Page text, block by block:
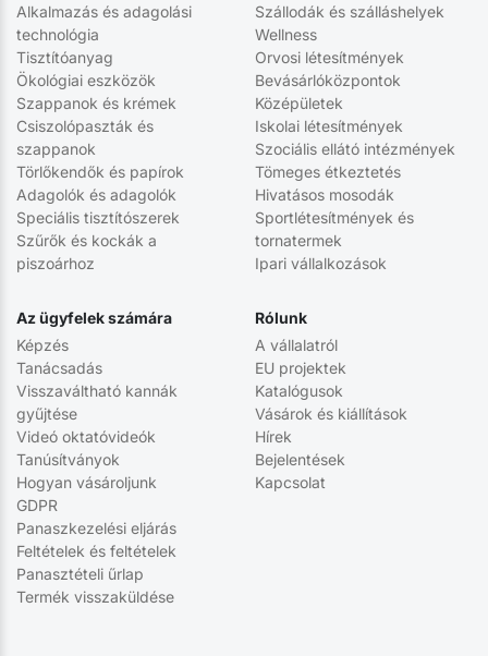
Alkalmazás és adagolási
technológia
Tisztítóanyag
Ökológiai eszközök
Szappanok és krémek
Csiszolópaszták és
szappanok
Törlőkendők és papírok
Adagolók és adagolók
Speciális tisztítószerek
Szűrők és kockák a
piszoárhoz
Szállodák és szálláshelyek
Wellness
Orvosi létesítmények
Bevásárlóközpontok
Középületek
Iskolai létesítmények
Szociális ellátó intézmények
Tömeges étkeztetés
Hivatásos mosodák
Sportlétesítmények és
tornatermek
Ipari vállalkozások
Az ügyfelek számára
Képzés
Tanácsadás
Visszaváltható kannák
gyűjtése
Videó oktatóvideók
Tanúsítványok
Hogyan vásároljunk
GDPR
Panaszkezelési eljárás
Feltételek és feltételek
Panasztételi űrlap
Termék visszaküldése
Rólunk
A vállalatról
EU projektek
Katalógusok
Vásárok és kiállítások
Hírek
Bejelentések
Kapcsolat